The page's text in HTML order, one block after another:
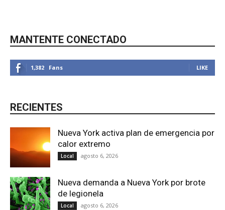
MANTENTE CONECTADO
1,382 Fans LIKE
RECIENTES
Nueva York activa plan de emergencia por
calor extremo
Local agosto 6, 2026
Nueva demanda a Nueva York por brote
de legionela
Local agosto 6, 2026